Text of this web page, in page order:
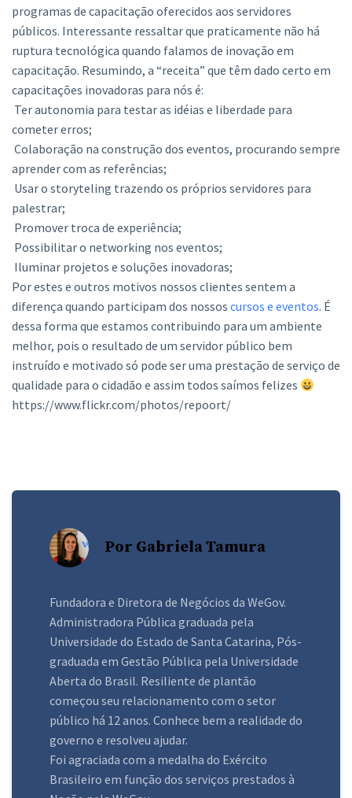
programas de capacitação oferecidos aos servidores
públicos. Interessante ressaltar que praticamente não há
ruptura tecnológica quando falamos de inovação em
capacitação. Resumindo, a “receita” que têm dado certo em
capacitações inovadoras para nós é:
Ter autonomia para testar as idéias e liberdade para
cometer erros;
Colaboração na construção dos eventos, procurando sempre
aprender com as referências;
Usar o storyteling trazendo os próprios servidores para
palestrar;
Promover troca de experiência;
Possibilitar o networking nos eventos;
Iluminar projetos e soluções inovadoras;
Por estes e outros motivos nossos clientes sentem a
diferença quando participam dos nossos cursos e eventos. É
dessa forma que estamos contribuindo para um ambiente
melhor, pois o resultado de um servidor público bem
instruído e motivado só pode ser uma prestação de serviço de
qualidade para o cidadão e assim todos saímos felizes
https://www.flickr.com/photos/repoort/
Por Gabriela Tamura
Fundadora e Diretora de Negócios da WeGov.
Administradora Pública graduada pela
Universidade do Estado de Santa Catarina, Pós-
graduada em Gestão Pública pela Universidade
Aberta do Brasil. Resiliente de plantão
começou seu relacionamento com o setor
público há 12 anos. Conhece bem a realidade do
governo e resolveu ajudar.
Foi agraciada com a medalha do Exército
Brasileiro em função dos serviços prestados à